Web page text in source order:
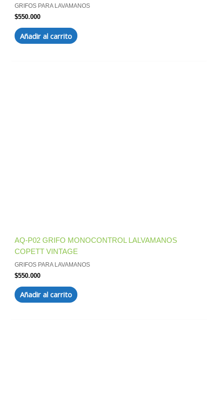
GRIFOS PARA LAVAMANOS
$550.000
Añadir al carrito
AQ-P02 GRIFO MONOCONTROL LALVAMANOS
COPETT VINTAGE
GRIFOS PARA LAVAMANOS
$550.000
Añadir al carrito